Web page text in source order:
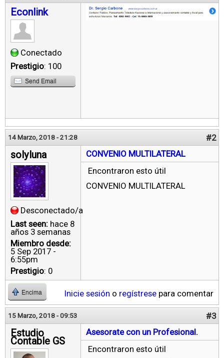
Econlink
Conectado
Prestigio: 100
Send Email
14 Marzo, 2018 - 21:28 #2
solyluna
Desconectado/a
Last seen: hace 8
años 3 semanas
Miembro desde:
5 Sep 2017 -
6:55pm
Prestigio: 0
CONVENIO MULTILATERAL
Encontraron esto útil
CONVENIO MULTILATERAL
Encima Inicie sesión o regístrese para comentar
15 Marzo, 2018 - 09:53 #3
Estudio
Contable GS
Asesorate con un Profesional.
Encontraron esto útil